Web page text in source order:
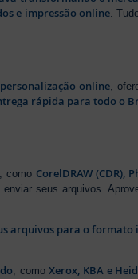
e impressão online.
online ,
rápida para todo o
como CorelDRAW (CDR),
seus arquivos.
arquivos para o formato
, comoXerox, KBA e